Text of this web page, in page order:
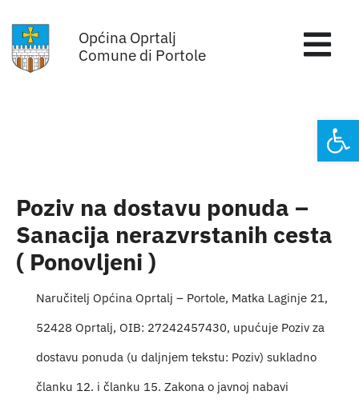
content
Općina Oprtalj
Comune di Portole
Sa sjednica vijeća
Za građane
Subjekti
Turistička ponuda
Poziv na dostavu ponuda –
Sanacija nerazvrstanih cesta
( Ponovljeni )
Naručitelj Općina Oprtalj – Portole, Matka Laginje 21,
52428 Oprtalj, OIB: 27242457430, upućuje Poziv za
dostavu ponuda (u daljnjem tekstu: Poziv) sukladno
članku 12. i članku 15. Zakona o javnoj nabavi